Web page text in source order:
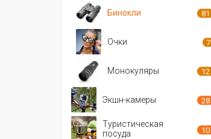
Бинокли 81
Очки 7
Монокуляры 12
Экшн-камеры 28
Туристическая
посуда
10